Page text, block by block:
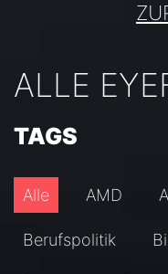
ALLE
TAGS
Alle AMD
Berufspolitik